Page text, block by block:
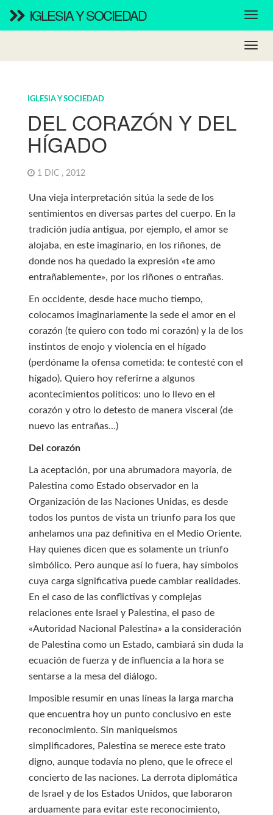
IGLESIA Y SOCIEDAD
IGLESIA Y SOCIEDAD
DEL CORAZÓN Y DEL
HÍGADO
1 DIC , 2012
Una vieja interpretación sitúa la sede de los
sentimientos en diversas partes del cuerpo. En la
tradición judía antigua, por ejemplo, el amor se
alojaba, en este imaginario, en los riñones, de
donde nos ha quedado la expresión «te amo
entrañablemente», por los riñones o entrañas.
En occidente, desde hace mucho tiempo,
colocamos imaginariamente la sede el amor en el
corazón (te quiero con todo mi corazón) y la de los
instintos de enojo y violencia en el hígado
(perdóname la ofensa cometida: te contesté con el
hígado). Quiero hoy referirne a algunos
acontecimientos políticos: uno lo llevo en el
corazón y otro lo detesto de manera visceral (de
nuevo las entrañas…)
Del corazón
La aceptación, por una abrumadora mayoría, de
Palestina como Estado observador en la
Organización de las Naciones Unidas, es desde
todos los puntos de vista un triunfo para los que
anhelamos una paz definitiva en el Medio Oriente.
Hay quienes dicen que es solamente un triunfo
simbólico. Pero aunque así lo fuera, hay símbolos
cuya carga significativa puede cambiar realidades.
En el caso de las conflictivas y complejas
relaciones ente Israel y Palestina, el paso de
«Autoridad Nacional Palestina» a la consideración
de Palestina como un Estado, cambiará sin duda la
ecuación de fuerza y de influencia a la hora se
sentarse a la mesa del diálogo.
Imposible resumir en unas líneas la larga marcha
que encuentra hoy un punto conclusivo en este
reconocimiento. Sin maniqueísmos
simplificadores, Palestina se merece este trato
digno, aunque todavía no pleno, que le ofrece el
concierto de las naciones. La derrota diplomática
de Israel y de los Estados Unidos, que laboraron
arduamente para evitar este reconocimiento,